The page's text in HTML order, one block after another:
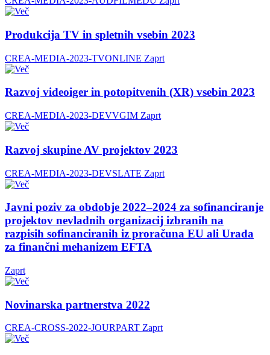
Produkcija TV in spletnih vsebin 2023
CREA-MEDIA-2023-TVONLINE Zaprt
Razvoj videoiger in potopitvenih (XR) vsebin 2023
CREA-MEDIA-2023-DEVVGIM Zaprt
Razvoj skupine AV projektov 2023
CREA-MEDIA-2023-DEVSLATE Zaprt
Javni poziv za obdobje 2022–2024 za sofinanciranje
projektov nevladnih organizacij izbranih na
razpisih sofinanciranih iz proračuna EU ali Urada
za finančni mehanizem EFTA
Zaprt
Novinarska partnerstva 2022
CREA-CROSS-2022-JOURPART Zaprt